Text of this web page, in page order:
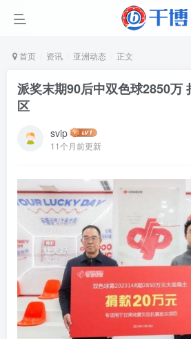
首页 资讯 亚洲动态 正文
派奖末期90后中双色球2850万
区
svip
11个月前更新